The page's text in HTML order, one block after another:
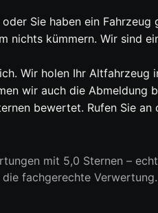
Sie haben ein
nichts kümmern. Wir sind
Wir holen Ihr Altfahrzeug
wir auch die Abmeldung
bewertet. Rufen Sie
mit 5,0 Sternen –
fachgerechte Verwertung.